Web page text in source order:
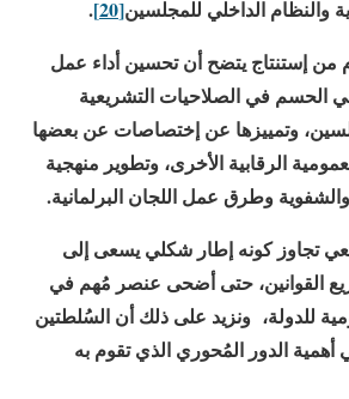
الداخلي للمجلسين[20]
.
إستنتاج يتضح أن تحسين أداء عمل
الحسم في الصلاحيات التشريعية
وتمييزها عن إختصاصات عن بعضها
الرقابية الأخرى، وتطوير منهجية
والشفوية وطرق عمل اللجان البرلمانية.
تجاوز كونه إطار شكلي يسعى إلى
القوانين، حتى أضحى عنصر مُهم في
للدولة، ونزيد على ذلك أن السُلطتين
أهمية الدور المُحوري الذي تقوم به